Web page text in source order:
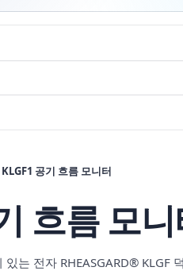
KLGF1 공기 흐름 모니터
흐름 모니
는 전자 RHEASGARD®